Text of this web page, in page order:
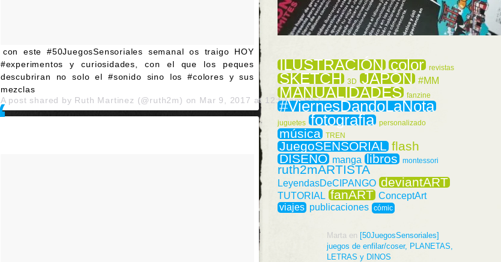
con este #50JuegosSensoriales semanal os traigo HOY
#experimentos y curiosidades, con el que los peques
descubriran no solo el #sonido sino los #colores y sus
mezclas
A post shared by Ruth Martinez (@ruth2m) on Mar 9, 2017 at 12:51am PST
ILUSTRACIÓN color revistas
SKETCH 3D JAPÓN #MM
MANUALIDADES fanzine
#ViernesDandoLaNota
juguetes fotografia personalizado
música TREN
JuegoSENSORIAL flash
DISEÑO manga libros montessori
ruth2mARTISTA
LeyendasDeCIPANGO deviantART
TUTORIAL fanART ConceptArt
viajes publicaciones cómic
Martaen [50JuegosSensoriales]
juegos de enfilar/coser, PLANETAS,
LETRAS y DINOS